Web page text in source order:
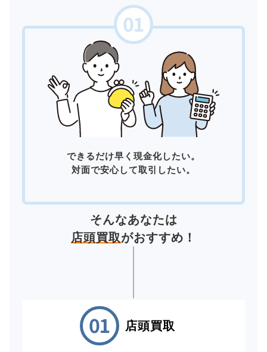
できるだけ早く現金化したい。
対面で安心して取引したい。
そんなあなたは
店頭買取がおすすめ！
店頭買取